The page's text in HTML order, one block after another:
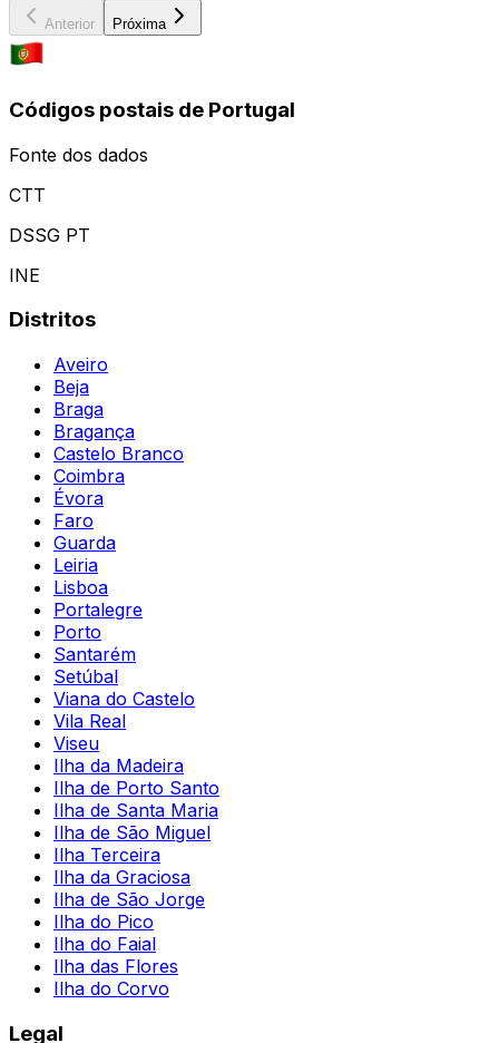
Anterior Próxima
Códigos postais de Portugal
Fonte dos dados
CTT
DSSG PT
INE
Distritos
Aveiro
Beja
Braga
Bragança
Castelo Branco
Coimbra
Évora
Faro
Guarda
Leiria
Lisboa
Portalegre
Porto
Santarém
Setúbal
Viana do Castelo
Vila Real
Viseu
Ilha da Madeira
Ilha de Porto Santo
Ilha de Santa Maria
Ilha de São Miguel
Ilha Terceira
Ilha da Graciosa
Ilha de São Jorge
Ilha do Pico
Ilha do Faial
Ilha das Flores
Ilha do Corvo
Legal